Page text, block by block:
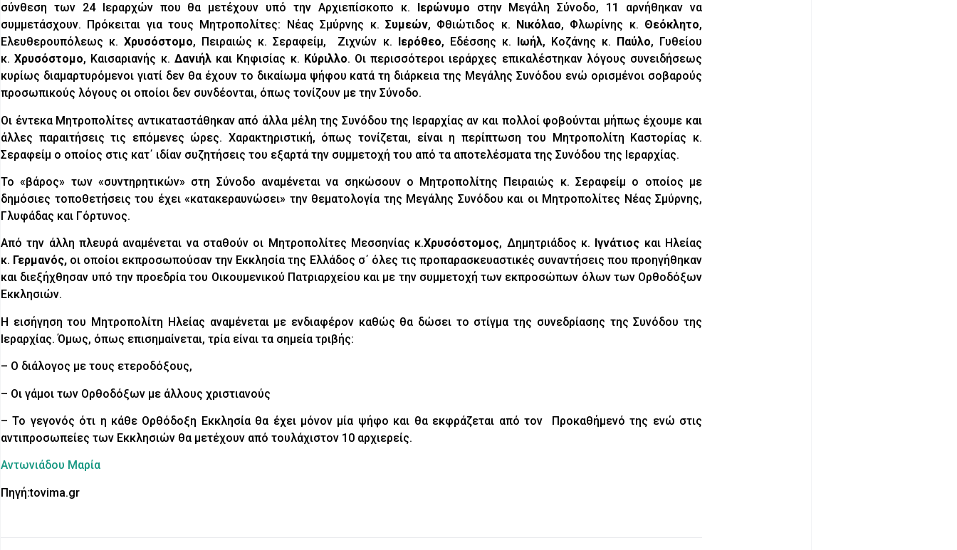
σύνθεση των 24 Ιεραρχών που θα μετέχουν υπό την Αρχιεπίσκοπο κ.
Ιερώνυμο στην Μεγάλη Σύνοδο, 11 αρνήθηκαν να
συμμετάσχουν. Πρόκειται για τους Μητροπολίτες: Νέας Σμύρνης κ. Συμεών, Φθιώτιδος κ. Νικόλαο, Φλωρίνης κ. Θεόκλητο,
Ελευθερουπόλεως κ.Χρυσόστομο, Πειραιώς κ. Σεραφείμ, Ζιχνών κ. Ιερόθεο, Εδέσσης κ. Ιωήλ, Κοζάνης κ. Παύλο, Γυθείου
κ.Χρυσόστομο, Καισαριανής κ. Δανιήλ και Κηφισίας κ. Κύριλλο. Οι περισσότεροι ιεράρχες επικαλέστηκαν λόγους συνειδήσεως
κυρίως διαμαρτυρόμενοι γιατί δεν θα έχουν το δικαίωμα ψήφου κατά τη διάρκεια της Μεγάλης Συνόδου ενώ ορισμένοι σοβαρούς
προσωπικούς λόγους οι οποίοι δεν συνδέονται, όπως τονίζουν με την Σύνοδο.
Οι έντεκα Μητροπολίτες αντικαταστάθηκαν από άλλα μέλη της Συνόδου της Ιεραρχίας αν και πολλοί φοβούνται μήπως έχουμε και
άλλες παραιτήσεις τις επόμενες ώρες. Χαρακτηριστική, όπως τονίζεται, είναι η περίπτωση του Μητροπολίτη Καστορίας κ.
Σεραφείμ ο οποίος στις κατ΄ ιδίαν συζητήσεις του εξαρτά την συμμετοχή του από τα αποτελέσματα της Συνόδου της Ιεραρχίας.
Το «βάρος» των «συντηρητικών» στη Σύνοδο αναμένεται να σηκώσουν ο Μητροπολίτης Πειραιώς κ. Σεραφείμ ο οποίος με
δημόσιες τοποθετήσεις του έχει «κατακεραυνώσει» την θεματολογία της Μεγάλης Συνόδου και οι Μητροπολίτες Νέας Σμύρνης,
Γλυφάδας και Γόρτυνος.
Από την άλλη πλευρά αναμένεται να σταθούν οι Μητροπολίτες Μεσσηνίας κ.Χρυσόστομος, Δημητριάδος κ. Ιγνάτιος και Ηλείας
κ. Γερμανός, οι οποίοι εκπροσωπούσαν την Εκκλησία της Ελλάδος σ΄ όλες τις προπαρασκευαστικές συναντήσεις που προηγήθηκαν
και διεξήχθησαν υπό την προεδρία του Οικουμενικού Πατριαρχείου και με την συμμετοχή των εκπροσώπων όλων των Ορθοδόξων
Εκκλησιών.
Η εισήγηση του Μητροπολίτη Ηλείας αναμένεται με ενδιαφέρον καθώς θα δώσει το στίγμα της συνεδρίασης της Συνόδου της
Ιεραρχίας. Όμως, όπως επισημαίνεται, τρία είναι τα σημεία τριβής:
– Ο διάλογος με τους ετεροδόξους,
– Οι γάμοι των Ορθοδόξων με άλλους χριστιανούς
– Το γεγονός ότι η κάθε Ορθόδοξη Εκκλησία θα έχει μόνον μία ψήφο και θα εκφράζεται από τον Προκαθήμενό της ενώ στις
αντιπροσωπείες των Εκκλησιών θα μετέχουν από τουλάχιστον 10 αρχιερείς.
Αντωνιάδου Μαρία
Πηγή:tovima.gr